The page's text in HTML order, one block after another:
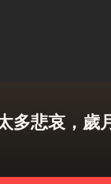
多悲哀，歲